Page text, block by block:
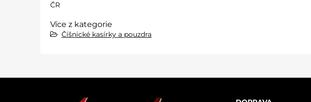
ČR
Více z kategorie
Číšnické kasírky a pouzdra